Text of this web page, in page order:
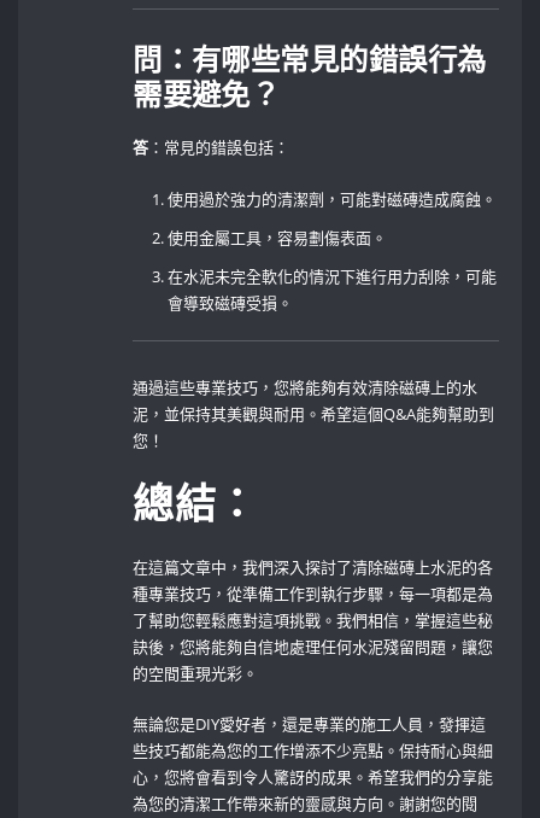
問：有哪些常見的錯誤行為
需要避免？
答 ：常見的錯誤包括：
使用過於強力的清潔劑，可能對磁磚造成腐蝕。
使用金屬工具，容易劃傷表面。
在水泥未完全軟化的情況下進行用力刮除，可能
會導致磁磚受損。
通過這些專業技巧，您將能夠有效清除磁磚上的水
泥，並保持其美觀與耐用。希望這個Q&A能夠幫助到
您！
總結：
在這篇文章中，我們深入探討了清除磁磚上水泥的各
種專業技巧，從準備工作到執行步驟，每一項都是為
了幫助您輕鬆應對這項挑戰。我們相信，掌握這些秘
訣後，您將能夠自信地處理任何水泥殘留問題，讓您
的空間重現光彩。
無論您是DIY愛好者，還是專業的施工人員，發揮這
些技巧都能為您的工作增添不少亮點。保持耐心與細
心，您將會看到令人驚訝的成果。希望我們的分享能
為您的清潔工作帶來新的靈感與方向。謝謝您的閱